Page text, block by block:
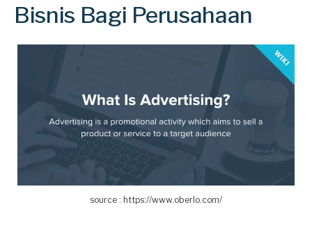
Bisnis Bagi Perusahaan
source : https://www.oberlo.com/